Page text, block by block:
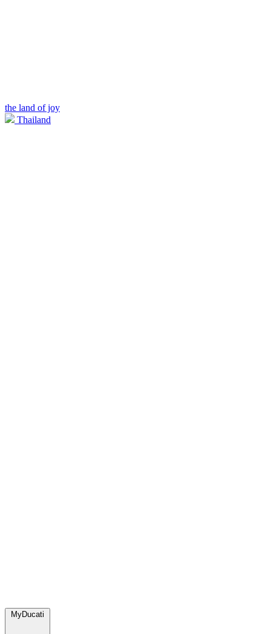
the land of joy
Thailand
MyDucati